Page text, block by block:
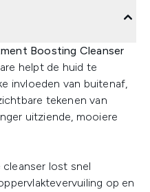
Boosting Cleanser
helpt de huid te
invloeden van buitenaf,
tekenen van
uitziende, mooiere
lost snel
op en